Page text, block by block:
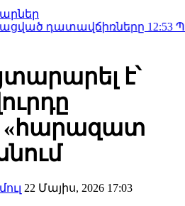
դատավճիռները12:53
է՝
«հարազատ
22 Մայիս, 2026 17:03